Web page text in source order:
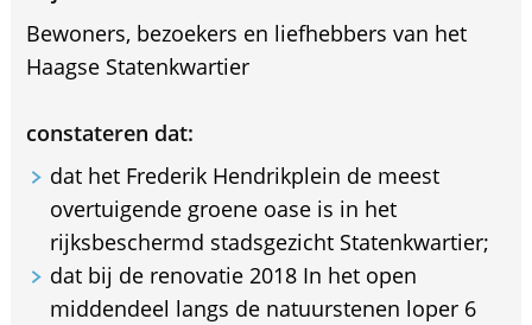
Bewoners, bezoekers en liefhebbers van het
Haagse Statenkwartier
constateren dat:
dat het Frederik Hendrikplein de meest
overtuigende groene oase is in het
rijksbeschermd stadsgezicht Statenkwartier;
dat bij de renovatie 2018 In het open
middendeel langs de natuurstenen loper 6